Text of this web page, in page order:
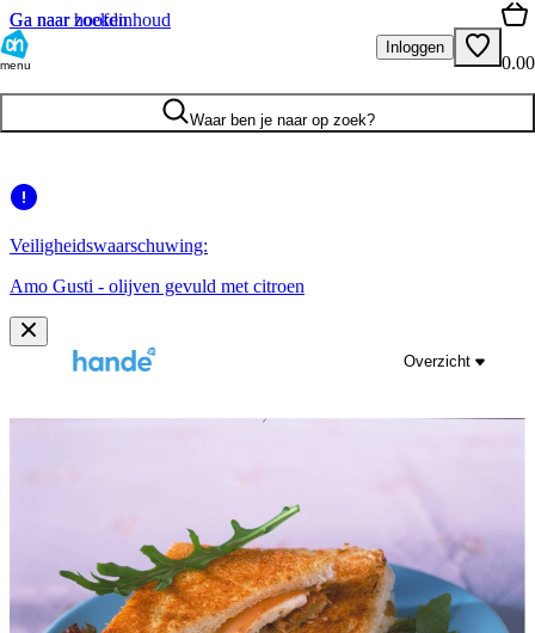
Ga naar hoofdinhoud
Ga naar zoeken
menu
Inloggen
0.00
Waar ben je naar op zoek?
Veiligheidswaarschuwing:
Amo Gusti - olijven gevuld met citroen
Overzicht